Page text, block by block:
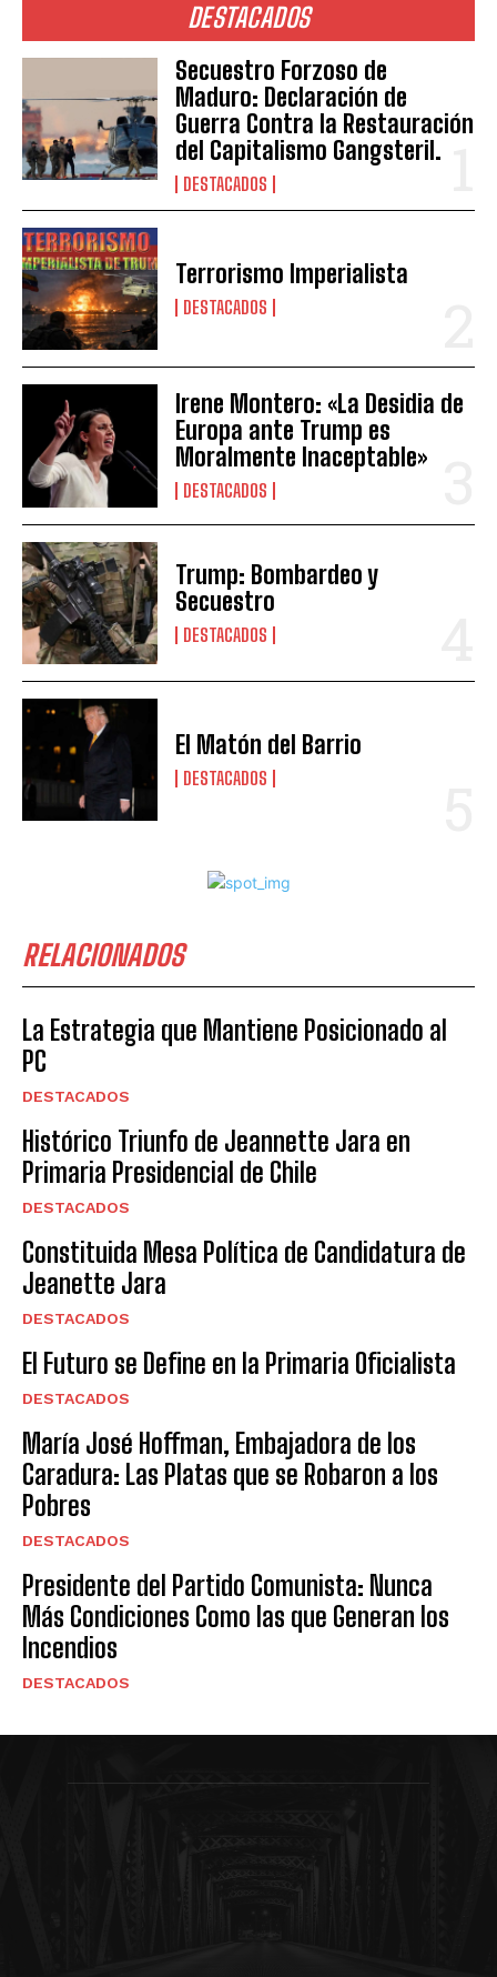
DESTACADOS
Secuestro Forzoso de
Maduro: Declaración de
Guerra Contra la Restauración
del Capitalismo Gangsteril.
DESTACADOS
Terrorismo Imperialista
DESTACADOS
Irene Montero: «La Desidia de
Europa ante Trump es
Moralmente Inaceptable»
DESTACADOS
Trump: Bombardeo y
Secuestro
DESTACADOS
El Matón del Barrio
DESTACADOS
RELACIONADOS
La Estrategia que Mantiene Posicionado al
PC
DESTACADOS
Histórico Triunfo de Jeannette Jara en
Primaria Presidencial de Chile
DESTACADOS
Constituida Mesa Política de Candidatura de
Jeanette Jara
DESTACADOS
El Futuro se Define en la Primaria Oficialista
DESTACADOS
María José Hoffman, Embajadora de los
Caradura: Las Platas que se Robaron a los
Pobres
DESTACADOS
Presidente del Partido Comunista: Nunca
Más Condiciones Como las que Generan los
Incendios
DESTACADOS